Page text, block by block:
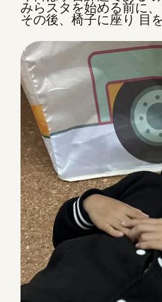
みらスタを始める前に
その後、椅子に座り 目